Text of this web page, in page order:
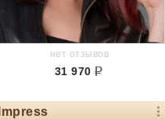
нет отзывов
31 970
Impress